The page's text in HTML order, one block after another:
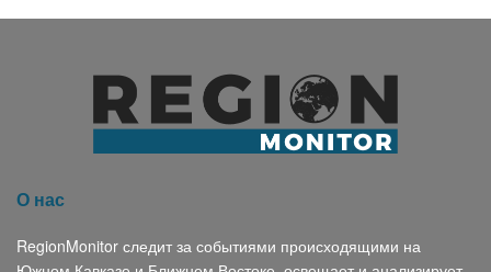
О нас
RegionMonitor следит за событиями происходящими на